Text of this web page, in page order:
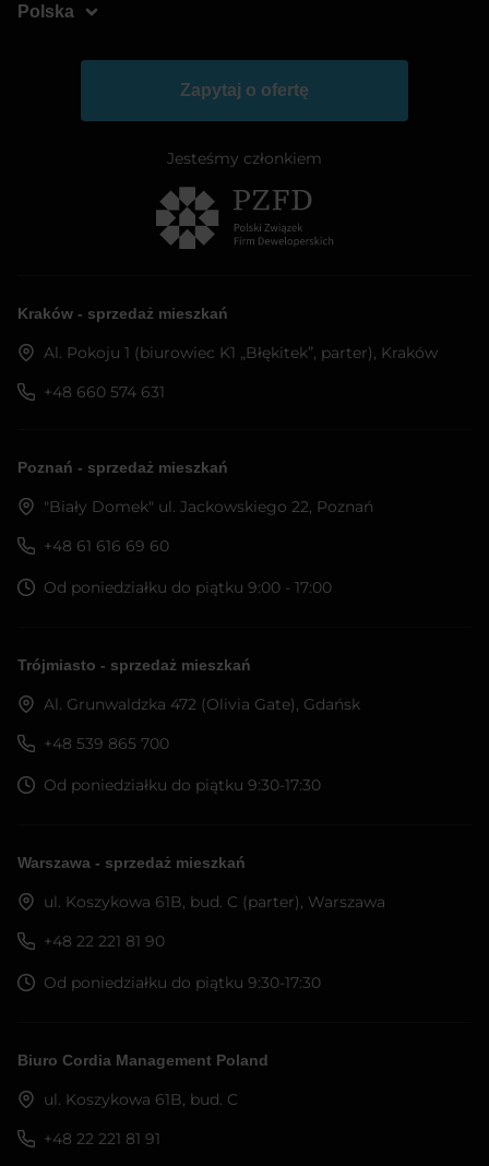
Polska
Zapytaj o ofertę
Jesteśmy członkiem
Kraków - sprzedaż mieszkań
Al. Pokoju 1 (biurowiec K1 „Błękitek”, parter), Kraków
+48 660 574 631
Poznań - sprzedaż mieszkań
"Biały Domek" ul. Jackowskiego 22, Poznań
+48 61 616 69 60
Od poniedziałku do piątku 9:00 - 17:00
Trójmiasto - sprzedaż mieszkań
Al. Grunwaldzka 472 (Olivia Gate), Gdańsk
+48 539 865 700
Od poniedziałku do piątku 9:30-17:30
Warszawa - sprzedaż mieszkań
ul. Koszykowa 61B, bud. C (parter), Warszawa
+48 22 221 81 90
Od poniedziałku do piątku 9:30-17:30
Biuro Cordia Management Poland
ul. Koszykowa 61B, bud. C
+48 22 221 81 91